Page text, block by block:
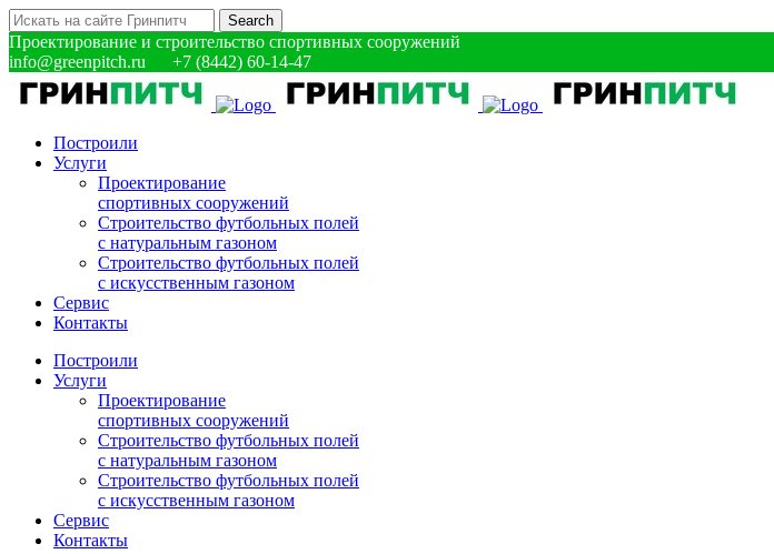
Проектирование и строительство спортивных сооружений
info@greenpitch.ru +7 (8442) 60-14-47
Построили
Услуги
Проектирование
спортивных сооружений
Строительство футбольных полей
с натуральным газоном
Строительство футбольных полей
с искусственным газоном
Сервис
Контакты
Построили
Услуги
Проектирование
спортивных сооружений
Строительство футбольных полей
с натуральным газоном
Строительство футбольных полей
с искусственным газоном
Сервис
Контакты